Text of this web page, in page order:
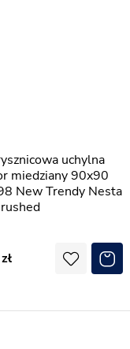
miedziany 90x90
New Trendy Nesta